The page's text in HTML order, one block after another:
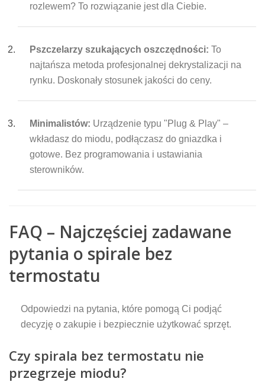
rozlewem? To rozwiązanie jest dla Ciebie.
Pszczelarzy szukających oszczędności: To
najtańsza metoda profesjonalnej dekrystalizacji na
rynku. Doskonały stosunek jakości do ceny.
Minimalistów: Urządzenie typu "Plug & Play" –
wkładasz do miodu, podłączasz do gniazdka i
gotowe. Bez programowania i ustawiania
sterowników.
FAQ – Najczęściej zadawane
pytania o spirale bez
termostatu
Odpowiedzi na pytania, które pomogą Ci podjąć
decyzję o zakupie i bezpiecznie użytkować sprzęt.
Czy spirala bez termostatu nie
przegrzeje miodu?